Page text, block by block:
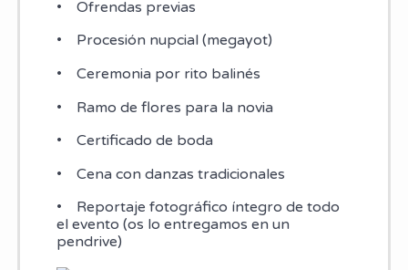
• Ofrendas previas
• Procesión nupcial (megayot)
• Ceremonia por rito balinés
• Ramo de flores para la novia
• Certificado de boda
• Cena con danzas tradicionales
• Reportaje fotográfico íntegro de todo
el evento (os lo entregamos en un
pendrive)